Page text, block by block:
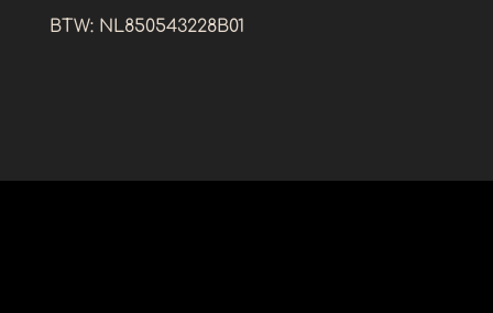
BTW: NL850543228B01